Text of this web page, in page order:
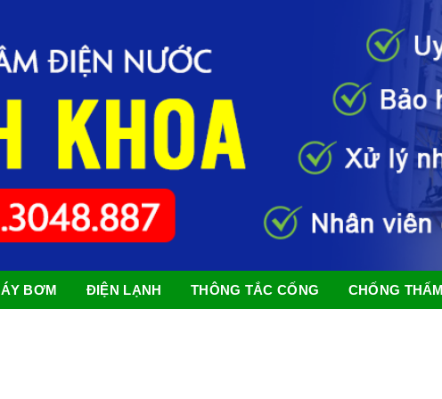
BƠM ĐIỆN LẠNH THÔNG TẮC CỐNG CHỐNG THẤM